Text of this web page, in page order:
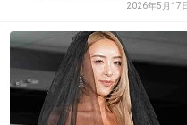
38. 匿名 2019/03/05(火) 17:35:42
眉毛ちゃんとせい
2026年5月17